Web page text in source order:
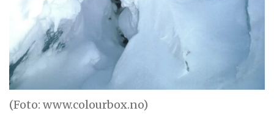
(Foto: www.colourbox.no)